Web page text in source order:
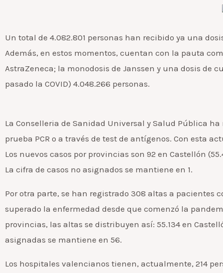
Un total de 4.082.801 personas han recibido ya una
Además, en estos momentos, cuentan con la pauta
AstraZeneca; la monodosis de Janssen y una dosis de
pasado la COVID) 4.048.266 personas.
La Conselleria de Sanidad Universal y Salud Pública
prueba PCR o a través de test de antígenos. Con esta
Los nuevos casos por provincias son 92 en Castellón
La cifra de casos no asignados se mantiene en 1.
Por otra parte, se han registrado 308 altas a pacientes
superado la enfermedad desde que comenzó la
provincias, las altas se distribuyen así: 55.134 en
asignadas se mantiene en 56.
Los hospitales valencianos tienen, actualmente, 214